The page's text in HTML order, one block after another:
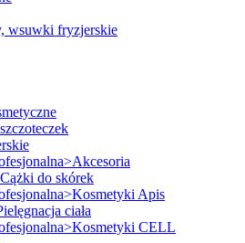
wsuwki fryzjerskie
do skórek
Apis
ciała
CELL